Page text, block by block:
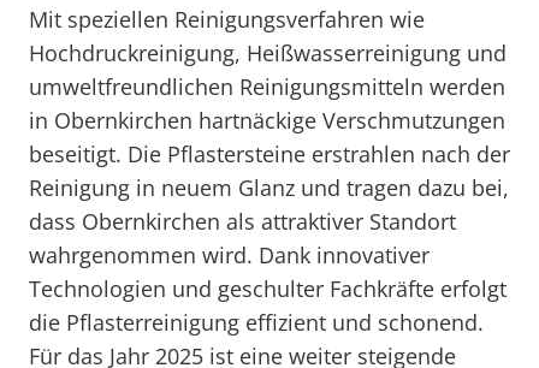
Mit speziellen Reinigungsverfahren wie
Hochdruckreinigung, Heißwasserreinigung und
umweltfreundlichen Reinigungsmitteln werden
in Obernkirchen hartnäckige Verschmutzungen
beseitigt. Die Pflastersteine erstrahlen nach der
Reinigung in neuem Glanz und tragen dazu bei,
dass Obernkirchen als attraktiver Standort
wahrgenommen wird. Dank innovativer
Technologien und geschulter Fachkräfte erfolgt
die Pflasterreinigung effizient und schonend.
Für das Jahr 2025 ist eine weiter steigende